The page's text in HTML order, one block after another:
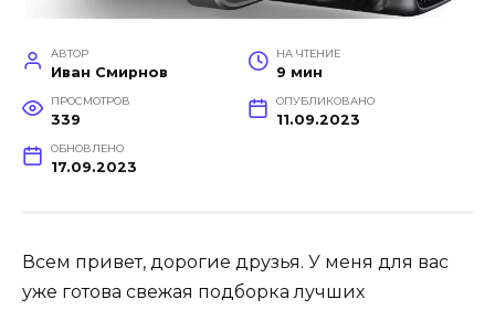
АВТОР
Иван Смирнов
НА ЧТЕНИЕ
9 мин
ПРОСМОТРОВ
339
ОПУБЛИКОВАНО
11.09.2023
ОБНОВЛЕНО
17.09.2023
Всем привет, дорогие друзья. У меня для вас
уже готова свежая подборка лучших